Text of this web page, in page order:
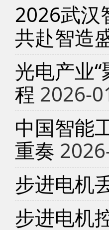
2026武汉
共赴智造
光电产业
程 2026-
中国智能
重奏
步进电机
步进电机